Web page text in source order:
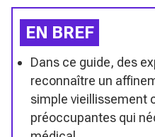
EN BREF
Dans ce guide, des
reconnaître un
simple vieillissement
préoccupantes qui